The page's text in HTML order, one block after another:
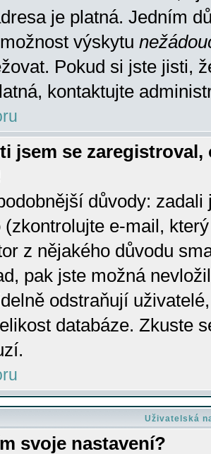
je platná. Jedním
výskytu
Pokud si jste jisti,
kontaktujte
jsem se
důvody:
(zkontrolujte e-mail,
z nějakého důvodu
pak jste možná
odstraňují
databáze. Zkuste
Uživatelská
svoje nastavení?